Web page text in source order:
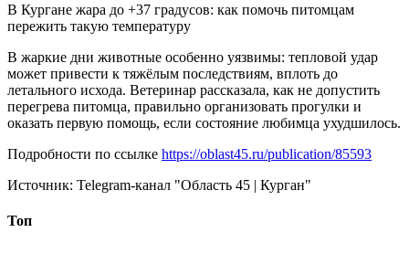
В Кургане жара до +37 градусов: как помочь питомцам
пережить такую температуру
В жаркие дни животные особенно уязвимы: тепловой удар
может привести к тяжёлым последствиям, вплоть до
летального исхода. Ветеринар рассказала, как не допустить
перегрева питомца, правильно организовать прогулки и
оказать первую помощь, если состояние любимца ухудшилось.
Подробности по ссылке https://oblast45.ru/publication/85593
Источник: Telegram-канал "Область 45 | Курган"
Топ